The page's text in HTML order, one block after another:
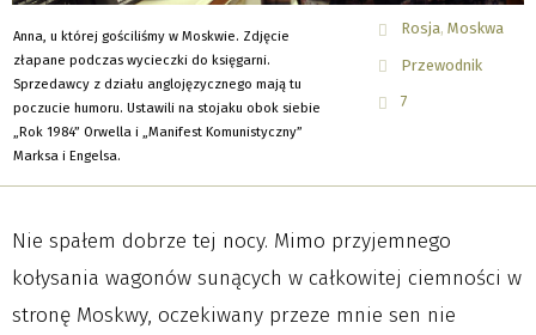
Rosja Moskwa
Przewodnik
7
Anna, u której gościliśmy w Moskwie. Zdjęcie
złapane podczas wycieczki do księgarni.
Sprzedawcy z działu anglojęzycznego mają tu
poczucie humoru. Ustawili na stojaku obok siebie
„Rok 1984” Orwella i „Manifest Komunistyczny”
Marksa i Engelsa.
Nie spałem dobrze tej nocy. Mimo przyjemnego
kołysania wagonów sunących w całkowitej ciemności w
stronę Moskwy, oczekiwany przeze mnie sen nie